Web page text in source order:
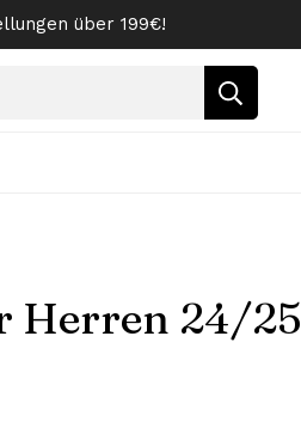
über 199€!
Herren 24/25